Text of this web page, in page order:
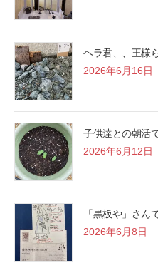
ヘラ君、、王様
2026年6月16日
子供達との朝活
2026年6月12日
「黒板や」さ
2026年6月8日